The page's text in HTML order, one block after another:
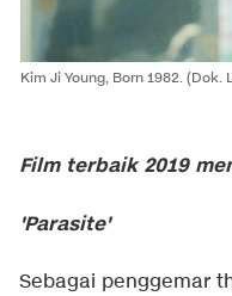
Kim Ji Young, Born 1982.
Film terbaik 2019
'Parasite'
Sebagai penggemar